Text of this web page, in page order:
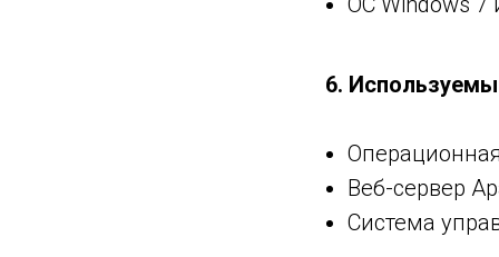
6.
Веб-сервер
Система